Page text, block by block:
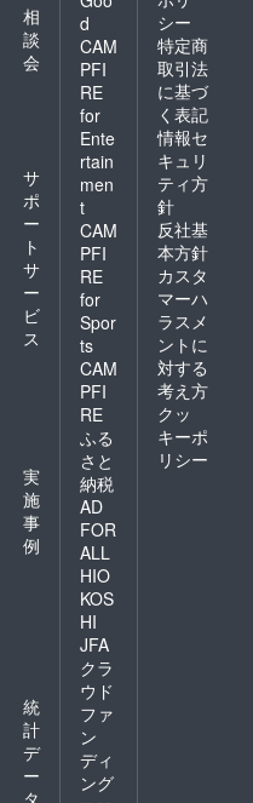
相
談
会
サ
ポ
ー
ト
サ
ー
ビ
ス
実
施
事
例
統
計
デ
ー
d
CAM
PFI
RE
for
Ente
rtain
men
t
CAM
PFI
RE
for
Spor
ts
CAM
PFI
RE
ふる
さと
納税
AD
FOR
ALL
HIO
KOS
HI
JFA
クラ
ウド
ファ
ン
ディ
ング
シー
特定商
取引法
に基づ
く表記
情報セ
キュリ
ティ方
針
反社基
本方針
カスタ
マーハ
ラスメ
ントに
対する
考え方
クッ
キーポ
リシー